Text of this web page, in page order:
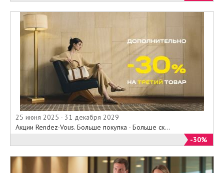
25 июня 2025 - 31 декабря 2029
Акции Rendez-Vous. Больше покупка - Больше ск...
-30%